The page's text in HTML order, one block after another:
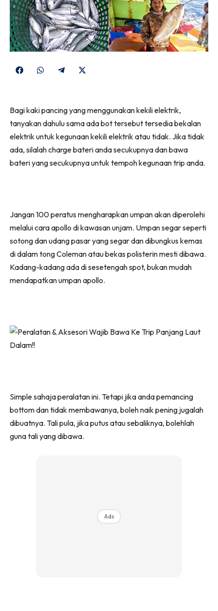
Share
Share
Share
(Twitter)
Bagi kaki pancing yang menggunakan kekili elektrik,
tanyakan dahulu sama ada bot tersebut tersedia bekalan
elektrik untuk kegunaan kekili elektrik atau tidak. Jika tidak
ada, silalah charge bateri anda secukupnya dan bawa
bateri yang secukupnya untuk tempoh kegunaan trip anda.
Jangan 100 peratus mengharapkan umpan akan diperolehi
melalui cara apollo di kawasan unjam. Umpan segar seperti
sotong dan udang pasar yang segar dan dibungkus kemas
di dalam tong Coleman atau bekas polisterin mesti dibawa.
Kadang-kadang ada di sesetengah spot, bukan mudah
mendapatkan umpan apollo.
Simple sahaja peralatan ini. Tetapi jika anda pemancing
bottom dan tidak membawanya, boleh naik pening jugalah
dibuatnya. Tali pula, jika putus atau sebaliknya, bolehlah
guna tali yang dibawa.
Ads